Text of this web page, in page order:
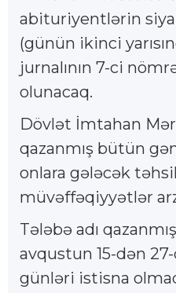
abituriyentlərin
(günün ikinci
jurnalının 7-ci
olunacaq.
Dövlət İmtahan
qazanmış bütün
onlara gələcək
müvəffəqiyyətlər
Tələbə adı
avqustun 15-dən
günləri istisna